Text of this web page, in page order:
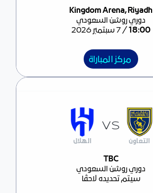
مركز المباراة
Kingdom Arena, Riyadh
دوري روشن السعودي
18:00
/7 سبتمبر 2026
مركز المباراة
مركز المباراةTBC
دوري روشن السعودي
سيتم تحديده لاحقًا
التعاون
VS
الهلال